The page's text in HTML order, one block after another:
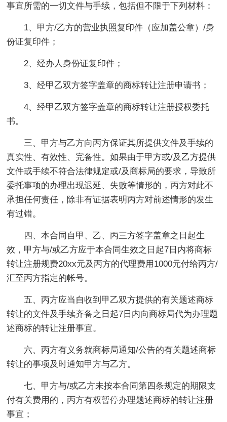
事宜所需的一切文件与手续，包括但不限于下列材料：
1、甲方/乙方的营业执照复印件（应加盖公章）/身
份证复印件；
2、经办人身份证复印件；
3、经甲乙双方签字盖章的商标转让注册申请书；
4、经甲乙双方签字盖章的商标转让注册授权委托
书。
三、甲方与乙方向丙方保证其所提供文件及手续的
真实性、有效性、完备性。如果由于甲方或/及乙方提供
文件或手续不符合法律规定或/及商标局的要求，导致所
委托事项的办理出现迟延、失败等情形的，丙方对此不
承担任何责任，除非有证据表明丙方对前述情形的发生
有过错。
四、本合同自甲、乙、丙三方签字盖章之日起生
效，甲方与/或乙方应于本合同生效之日起7日内将商标
转让注册规费20xx元及丙方的代理费用1000元付给丙方/
汇至丙方指定的帐号。
五、丙方应当自收到甲乙双方提供的有关题述商标
转让的文件及手续齐备之日起7日内向商标局代为办理题
述商标的转让注册事宜。
六、丙方有义务就商标局通知/公告的有关题述商标
转让的事项及时通知甲方与乙方。
七、甲方与/或乙方未按本合同第四条规定的期限支
付有关费用的，丙方有权暂停办理题述商标的转让注册
事宜；